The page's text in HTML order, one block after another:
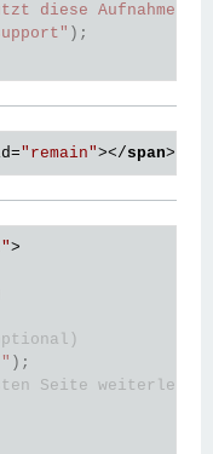
diese Aufnahme
);
{
this to allow a
="remain"></span>
>
);
Seite weiterleiten